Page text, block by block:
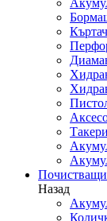
Такери
Назад